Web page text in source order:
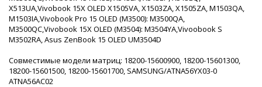
X513UA,Vivobook 15X OLED X1505VA, X1503ZA, X1505ZA, M1503QA,
M1503IA,Vivobook Pro 15 OLED (M3500): M3500QA,
M3500QC,Vivobook 15X OLED (M3504): M3504YA,Vivoobook S
M3502RA, Asus ZenBook 15 OLED UM3504D
Совместимые модели матриц: 18200-15600900, 18200-15601300,
18200-15601500, 18200-15601700, SAMSUNG/ATNA56YX03-0
ATNA56AC02